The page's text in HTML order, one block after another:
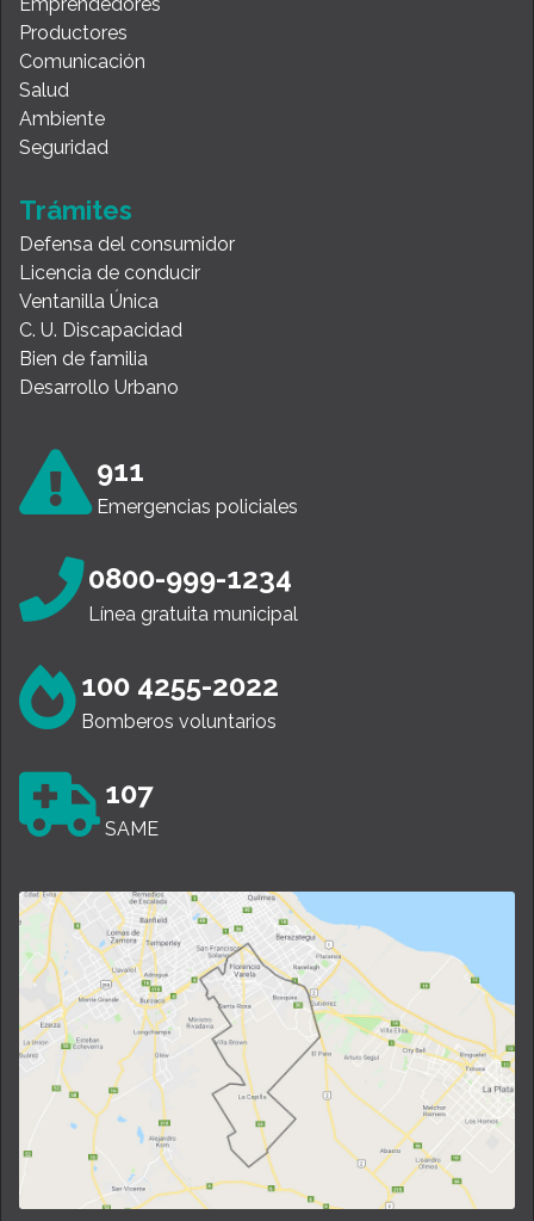
Productores
Comunicación
Salud
Ambiente
Seguridad
Trámites
Defensa del consumidor
Licencia de conducir
Ventanilla Única
C. U. Discapacidad
Bien de familia
Desarrollo Urbano
911
Emergencias policiales
0800-999-1234
Línea gratuita municipal
100 4255-2022
Bomberos voluntarios
107
SAME